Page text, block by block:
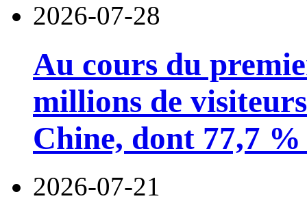
2026-07-28
Au cours du
millions de
Chine, dont 77,7 %
2026-07-21